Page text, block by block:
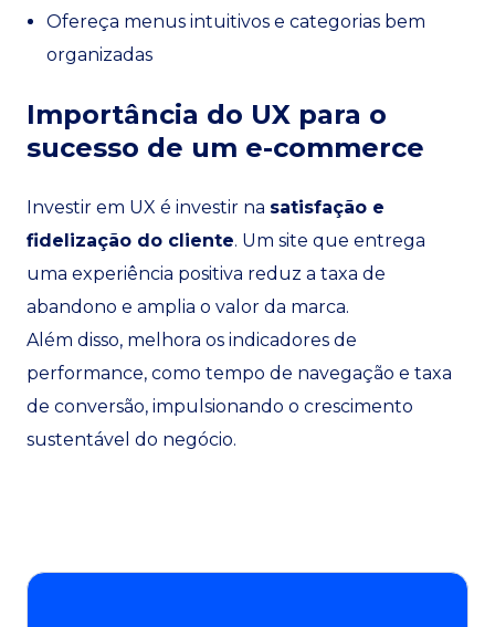
Ofereça menus intuitivos e categorias bem
organizadas
Importância do UX para o
sucesso de um e-commerce
Investir em UX é investir na satisfação e
fidelização do cliente. Um site que entrega
uma experiência positiva reduz a taxa de
abandono e amplia o valor da marca.
Além disso, melhora os indicadores de
performance, como tempo de navegação e taxa
de conversão, impulsionando o crescimento
sustentável do negócio.